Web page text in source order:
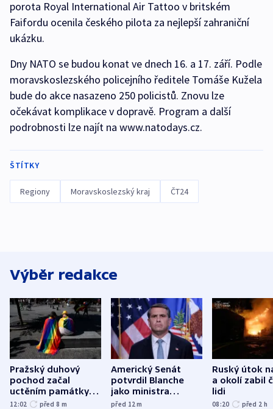
porota Royal International Air Tattoo v britském
Faifordu ocenila českého pilota za nejlepší zahraniční
ukázku.
Dny NATO se budou konat ve dnech 16. a 17. září. Podle
moravskoslezského policejního ředitele Tomáše Kužela
bude do akce nasazeno 250 policistů. Znovu lze
očekávat komplikace v dopravě. Program a další
podrobnosti lze najít na www.natodays.cz.
ŠTÍTKY
Regiony Moravskoslezský kraj ČT24
Výběr redakce
Pražský duhový
pochod začal
uctěním památky
obětí berlínského
12:02 před 8 m
Americký Senát
potvrdil Blanche
jako ministra
spravedlnosti
před 12m
Ruský útok
a okolí zabil
lidi
08:20 před 2 h